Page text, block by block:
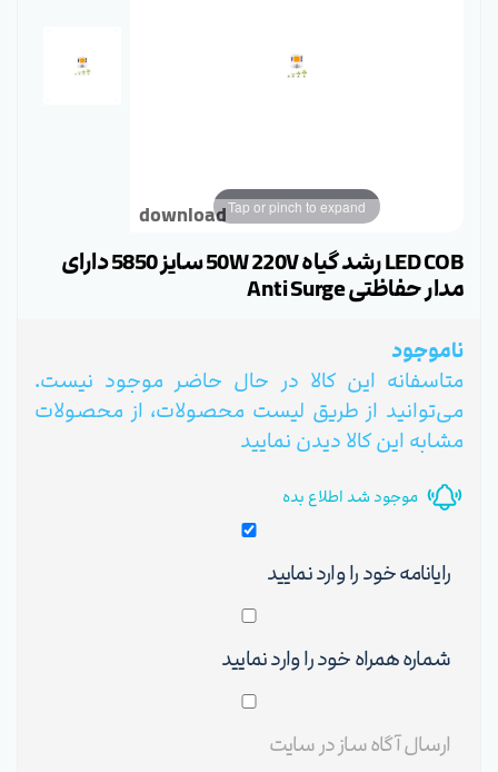
downloadTap or pinch to expand
LED COB رشد گیاه 50W 220V سایز 5850 دارای
مدار حفاظتی Anti Surge
ناموجود
متاسفانه این کالا در حال حاضر موجود نیست.
می‌توانید از طریق لیست محصولات، از محصولات
مشابه این کالا دیدن نمایید
موجود شد اطلاع بده